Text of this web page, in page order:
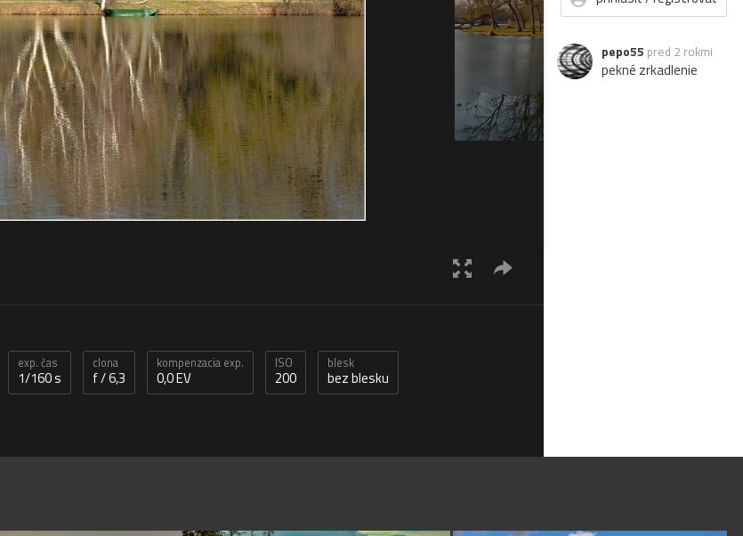
exp. čas
1/160 s
clona
f / 6,3
kompenzacia exp.
0,0 EV
ISO
200
blesk
bez blesku
pepo55 pred 2 rokmi
pekné zrkadlenie